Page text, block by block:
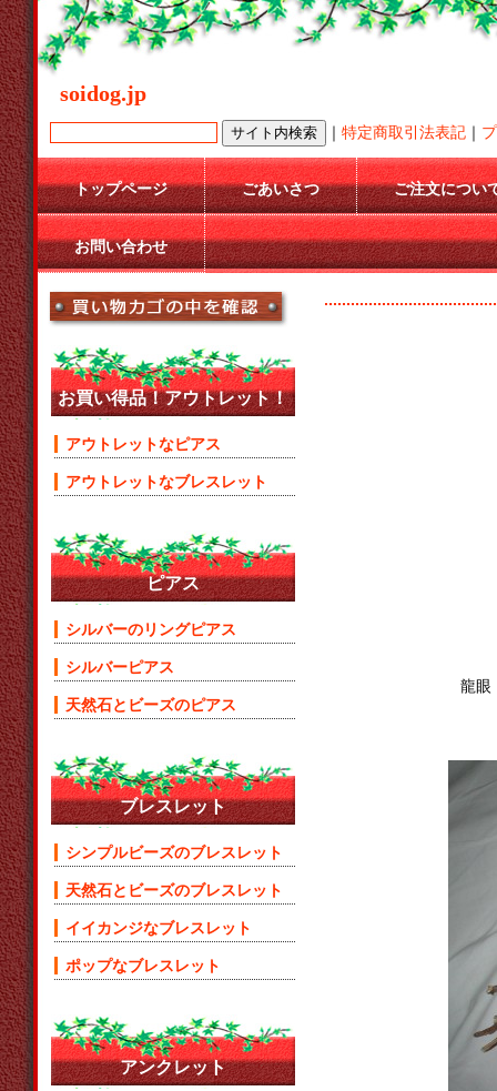
soidog.jp
｜ 特定商取引法表記 ｜
トップページ ごあいさつ ご注文につい
お問い合わせ
龍眼
お買い得品！アウトレット！
アウトレットなピアス
アウトレットなブレスレット
ピアス
シルバーのリングピアス
シルバーピアス
天然石とビーズのピアス
ブレスレット
シンプルビーズのブレスレット
天然石とビーズのブレスレット
イイカンジなブレスレット
ポップなブレスレット
アンクレット